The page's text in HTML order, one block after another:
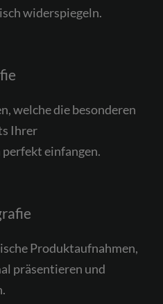
widerspiegeln.
welche die besonderen
Ihrer
einfangen.
Produktaufnahmen,
präsentieren und